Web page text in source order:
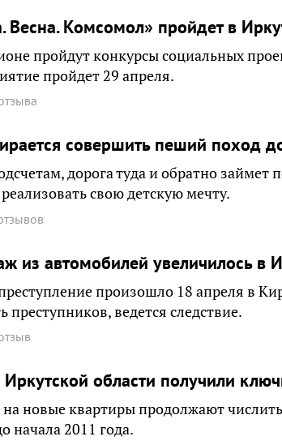
Весна. Комсомол» пройдет в
пройдут конкурсы социальных
пройдет 29 апреля.
совершить пеший поход
дорога туда и обратно займет
свою детскую мечту.
из автомобилей увеличилось в
произошло 18 апреля в
преступников, ведется следствие.
Иркутской области получили
на новые квартиры продолжают
начала 2011 года.